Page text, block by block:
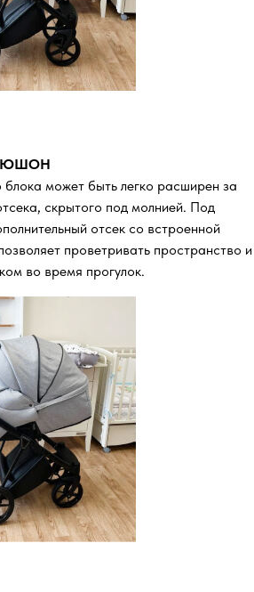
может быть легко расширен за
скрытого под молнией. Под
отсек со встроенной
проветривать пространство и
во время прогулок.